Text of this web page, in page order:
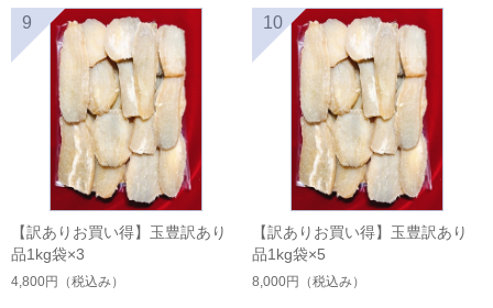
9
【訳ありお買い得】玉豊訳あり
品1kg袋×3
4,800円 （税込み）
10
【訳ありお買い得】玉豊訳あり
品1kg袋×5
8,000円 （税込み）